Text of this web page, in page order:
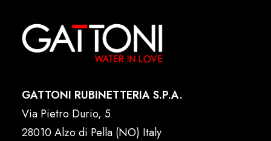
GATTONI RUBINETTERIA S.P.A.
Via Pietro Durio, 5
28010 Alzo di Pella (NO) Italy